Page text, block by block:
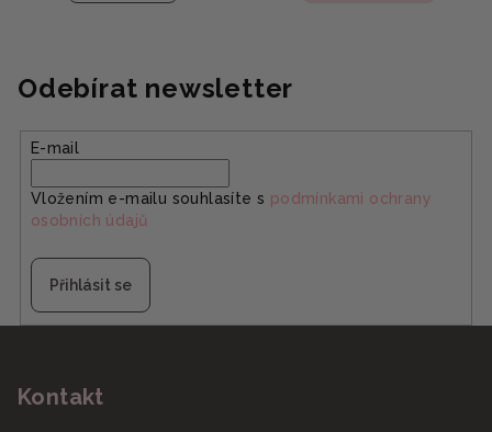
Odebírat newsletter
E-mail
Vložením e-mailu souhlasíte s podmínkami ochrany
osobních údajů
Přihlásit se
Kontakt